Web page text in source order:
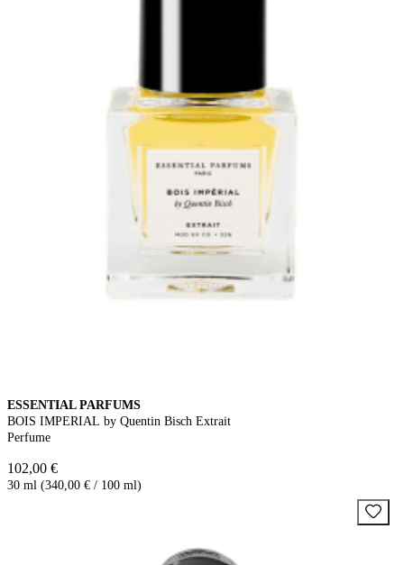
ESSENTIAL PARFUMS
BOIS IMPERIAL by Quentin Bisch Extrait
Perfume
102,00 €
30 ml (340,00 € / 100 ml)